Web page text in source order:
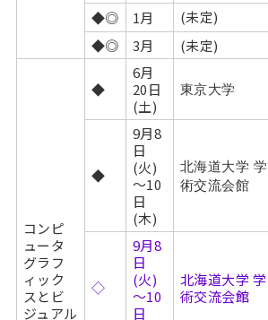
◆◎ 1月
(未定)
◆◎
3月 (未定)
コンピ
ュータ
グラフ
ィック
スとビ
ジュアル
◆
6月
20日
(土)
東京大学
◆
9月8
日
(火)
～10
日
(木)
北海道大学 学
術交流会館
◇
9月8
日
(火)
～10
日
北海道大学 学
術交流会館